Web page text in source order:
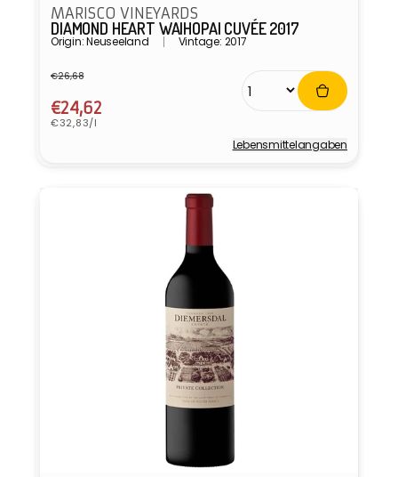
MARISCO VINEYARDS
DIAMOND HEART WAIHOPAI CUVÉE 2017
Origin: Neuseeland Vintage: 2017
Normaler
Preis
€26,68
Verkaufspreis
€24,62
Grundpreis
€32,83/l
Lebensmittel­angaben